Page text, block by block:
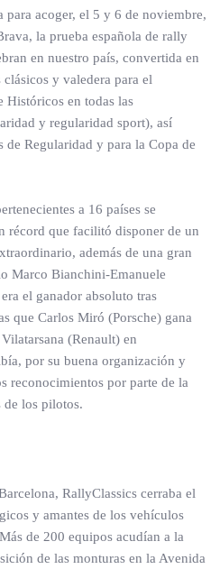
acoger, el 5 y 6 de noviembre,
la prueba española de rally
en nuestro país, convertida en
y valedera para el
Históricos en todas las
y regularidad sport), así
Regularidad y para la Copa de
a 16 países se
récord que facilitó disponer de un
además de una gran
Marco Bianchini-Emanuele
el ganador absoluto tras
que Carlos Miró (Porsche) gana
(Renault) en
por su buena organización y
reconocimientos por parte de la
de los pilotos.
RallyClassics cerraba el
y amantes de los vehículos
de 200 equipos acudían a la
de las monturas en la Avenida